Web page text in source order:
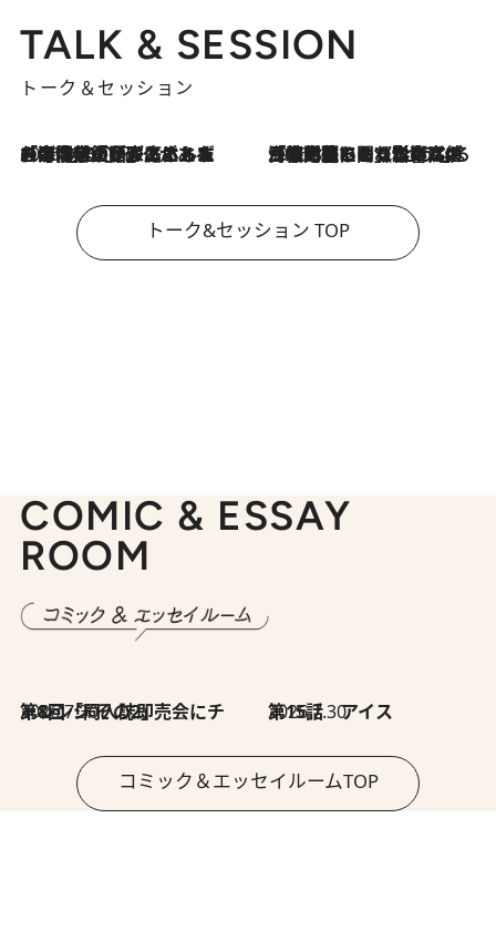
TALK & SESSION
トーク＆セッション
2026.8.3
「今後値上げがあるとすれば…」「リスクがあるのは今年の冬」エネルギー専門家が語る、ホルムズ海峡封鎖が家庭にもたらす“ある心配” 2026.8.3
「住宅建てられない…」「サーチャージ料の高値が続いている」ホルムズ海峡封鎖による影響はいつまで続く？《エネルギー専門家に聞く“どうなる日本の暮らし”》
トーク&セッション TOP
COMIC & ESSAY
ROOM
2026.7.30
第8回「同人誌即売会にチャレンジ その2」 2026.7.30
第15話 アイス
コミック＆エッセイルームTOP